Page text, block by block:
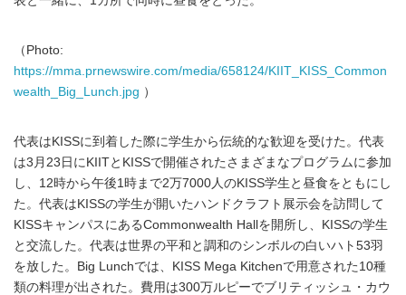
（Photo:
https://mma.prnewswire.com/media/658124/KIIT_KISS_Common
wealth_Big_Lunch.jpg ）
代表はKISSに到着した際に学生から伝統的な歓迎を受けた。代表
は3月23日にKIITとKISSで開催されたさまざまなプログラムに参加
し、12時から午後1時まで2万7000人のKISS学生と昼食をともにし
た。代表はKISSの学生が開いたハンドクラフト展示会を訪問して
KISSキャンパスにあるCommonwealth Hallを開所し、KISSの学生
と交流した。代表は世界の平和と調和のシンボルの白いハト53羽
を放した。Big Lunchでは、KISS Mega Kitchenで用意された10種
類の料理が出された。費用は300万ルピーでブリティッシュ・カウ